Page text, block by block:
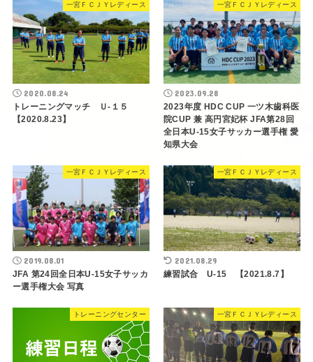
一宮ＦＣＪＹレディース
2020.08.24
トレーニングマッチ Ｕ-１５
【2020.8.23】
一宮ＦＣＪＹレディース
2023.09.28
2023年度 HDC CUP 一ツ木歯科医
院CUP 兼 高円宮妃杯 JFA第28回
全日本U-15女子サッカー選手権 愛
知県大会
一宮ＦＣＪＹレディース
2019.08.01
JFA 第24回全日本U-15女子サッカ
ー選手権大会 写真
一宮ＦＣＪＹレディース
2021.08.29
練習試合 U-15 【2021.8.7】
トレーニングセンター 一宮ＦＣＪＹレディース